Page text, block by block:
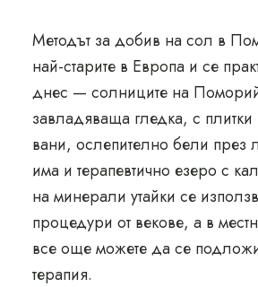
Методът за добив на сол в
най-старите в Европа и се
днес — солниците на
завладяваща гледка, с плитки
вани, ослепително бели през
има и терапевтично езеро с
на минерали утайки се
процедури от векове, а в
все още можете да се
терапия.